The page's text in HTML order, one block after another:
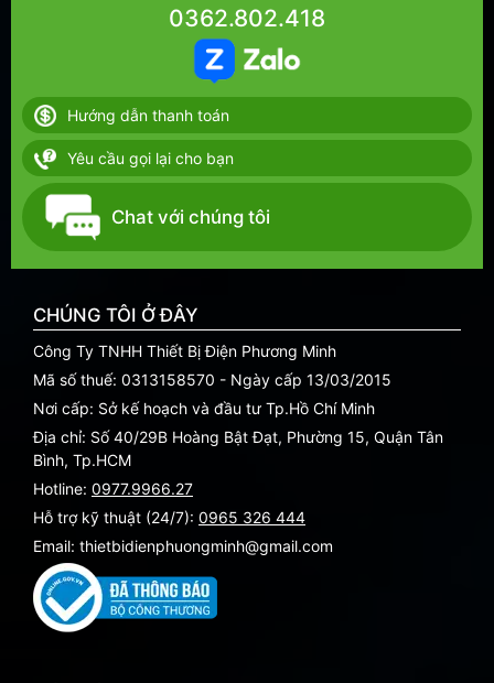
0362.802.418
Hướng dẫn thanh toán
Yêu cầu gọi lại cho bạn
Chat với chúng tôi
CHÚNG TÔI Ở ĐÂY
Công Ty TNHH Thiết Bị Điện Phương Minh
Mã số thuế: 0313158570 - Ngày cấp 13/03/2015
Nơi cấp: Sở kế hoạch và đầu tư Tp.Hồ Chí Minh
Địa chỉ: Số 40/29B Hoàng Bật Đạt, Phường 15, Quận Tân
Bình, Tp.HCM
Hotline: 0977.9966.27
Hỗ trợ kỹ thuật (24/7): 0965 326 444
Email: thietbidienphuongminh@gmail.com